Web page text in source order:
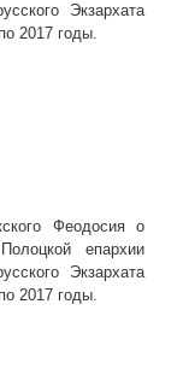
Экзархата
2017 годы.
Феодосия о
епархии
Экзархата
2017 годы.